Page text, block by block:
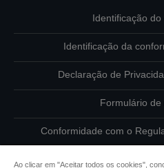
Identificação
Identificação da
Declaração de
Formulário de
Conformidade com o
Ao clicar em "Aceitar todos os cookies",